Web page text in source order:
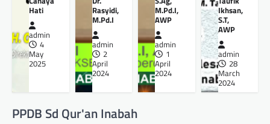
Hati
admin
4
May
2025
Rasyidi,
M.Pd.I
admin
2
April
2024
M.Pd.I,
AWP
admin
1
April
2024
Ikhsan,
S.T,
AWP
admin
28
March
2024
PPDB Sd Qur'an Inabah